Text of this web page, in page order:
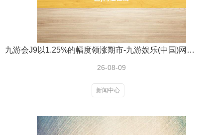
九游会J9以1.25%的幅度领涨期市-九游娱乐(中国)网址在线
26-08-09
新闻中心